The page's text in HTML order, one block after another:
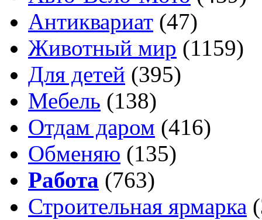
Антиквариат (47)
Животный мир (1159)
Для детей (395)
Мебель (138)
Отдам даром (416)
Обменяю (135)
Работа (763)
Строительная ярмарка